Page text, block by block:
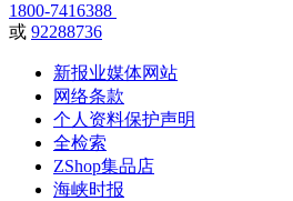
1800-7416388
或 92288736
新报业媒体网站
网络条款
个人资料保护声明
全检索
ZShop集品店
海峡时报